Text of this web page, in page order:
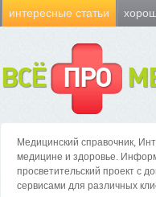
интересные статьи
ВСЁ ПРО
Медицинский справочник,
медицине и здоровье.
просветительский проект с
сервисами для различных